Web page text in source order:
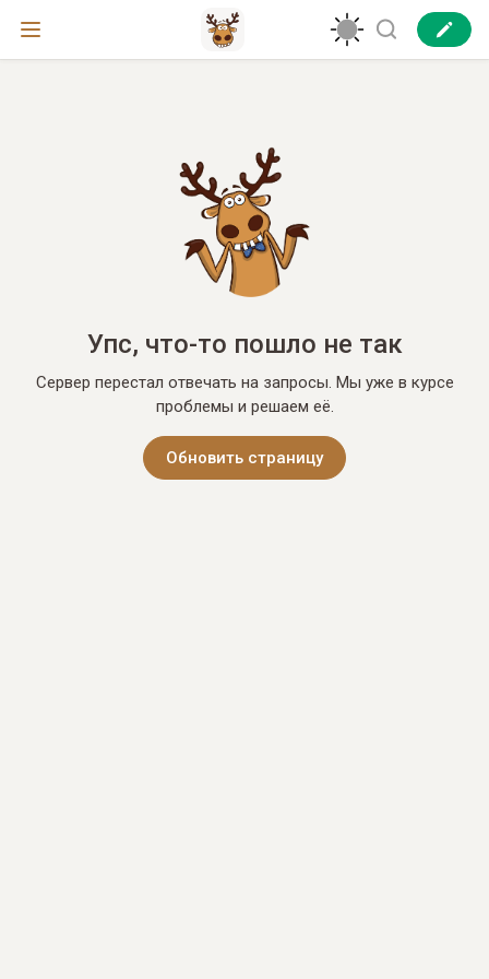
Упс, что-то пошло не так
Сервер перестал отвечать на запросы. Мы уже в курсе
проблемы и решаем её.
Обновить страницу